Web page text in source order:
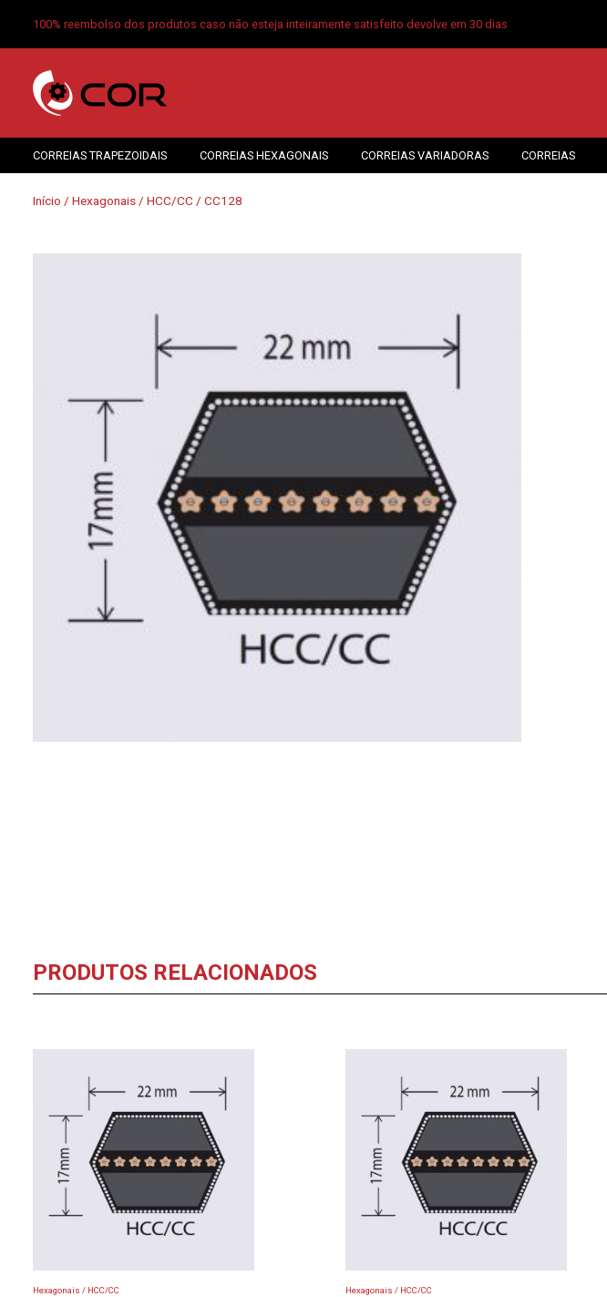
100% reembolso dos produtos caso não esteja inteiramente satisfeito devolve em 30 dias
CORREIAS TRAPEZOIDAIS CORREIAS HEXAGONAIS CORREIAS VARIADORAS CORREIAS
Início / Hexagonais / HCC/CC / CC128
PRODUTOS RELACIONADOS
Hexagonais / HCC/CC Hexagonais / HCC/CC